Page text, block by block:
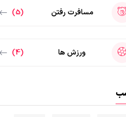
مسافرت رفتن (5)
ورزش ها (4)